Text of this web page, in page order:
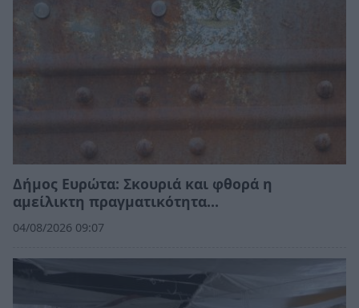
Δήμος Ευρώτα: Σκουριά και φθορά η
αμείλικτη πραγματικότητα…
04/08/2026 09:07